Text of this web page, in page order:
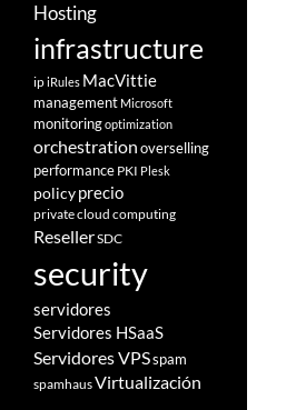
Hosting
infrastructure
ipiRules MacVittie
management Microsoft
monitoringoptimization
orchestrationoverselling
performance PKI Plesk
policyprecio
private cloud computing
ResellerSDC
security
servidores
Servidores HSaaS
Servidores VPSspam
spamhausVirtualización